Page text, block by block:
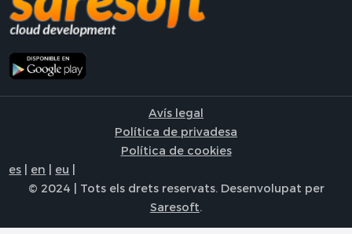
Avís legal
Política de privadesa
Política de cookies
es | en | eu |
© 2024 | Tots els drets reservats. Desenvolupat per
Saresoft.